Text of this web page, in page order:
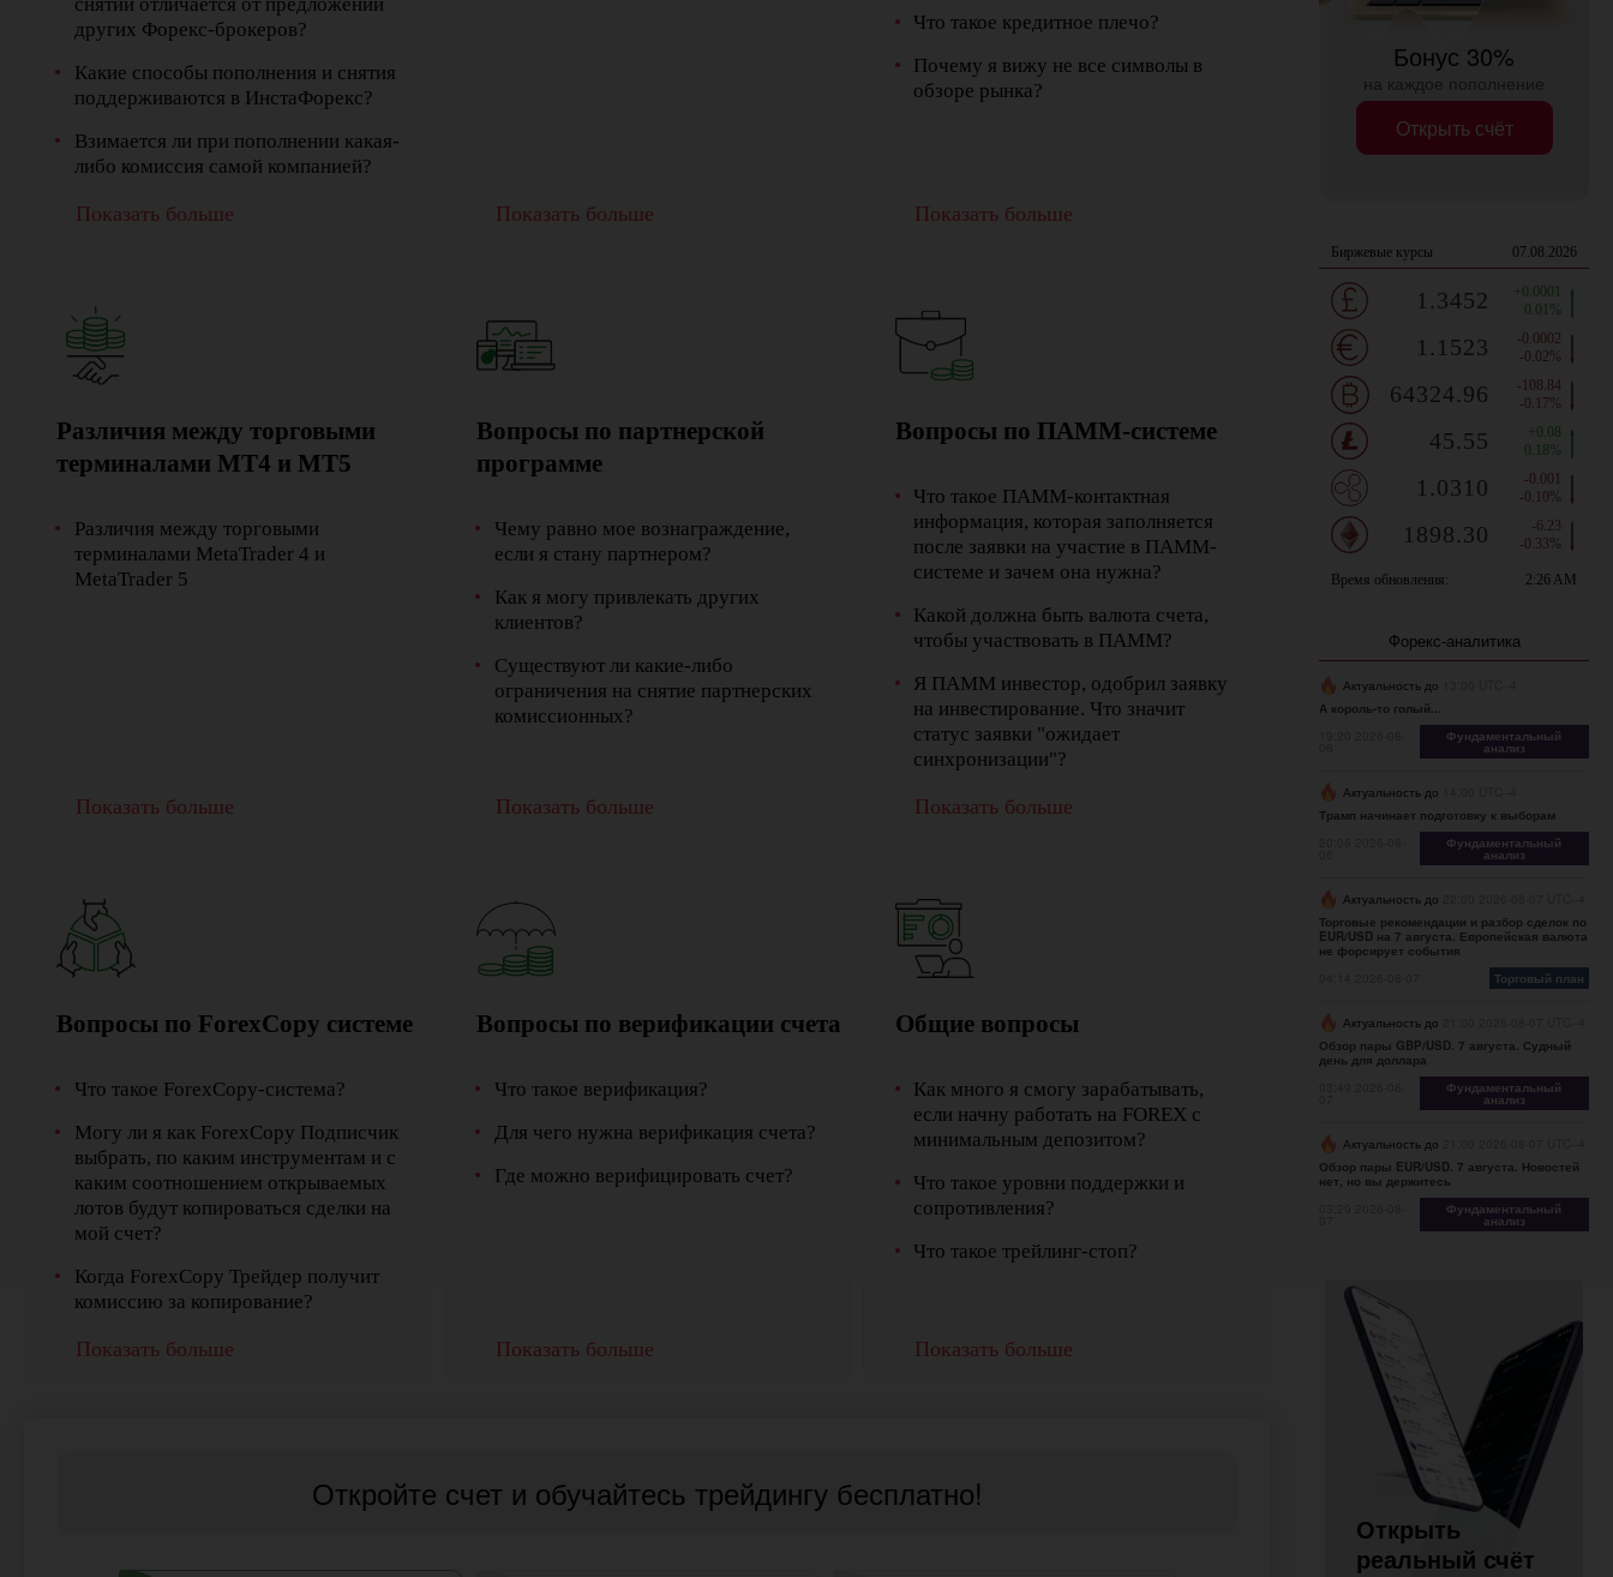
других Форекс-брокеров?
Какие способы пополнения и снятия
поддерживаются в ИнстаФорекс?
Взимается ли при пополнении какая-
либо комиссия самой компанией?
Показать больше Показать больше
Что такое кредитное плечо?
Почему я вижу не все символы в
обзоре рынка?
Показать больше
Различия между торговыми
терминалами MT4 и MT5
Различия между торговыми
терминалами MetaTrader 4 и
MetaTrader 5
Показать больше
Вопросы по партнерской
программе
Чему равно мое вознаграждение,
если я стану партнером?
Как я могу привлекать других
клиентов?
Существуют ли какие-либо
ограничения на снятие партнерских
комиссионных?
Показать больше
Вопросы по ПАММ-системе
Что такое ПАММ-контактная
информация, которая заполняется
после заявки на участие в ПАММ-
системе и зачем она нужна?
Какой должна быть валюта счета,
чтобы участвовать в ПАММ?
Я ПАММ инвестор, одобрил заявку
на инвестирование. Что значит
статус заявки "ожидает
синхронизации"?
Показать больше
Вопросы по ForexCopy системе
Что такое ForexCopy-система?
Могу ли я как ForexCopy Подписчик
выбрать, по каким инструментам и с
каким соотношением открываемых
лотов будут копироваться сделки на
мой счет?
Когда ForexCopy Трейдер получит
комиссию за копирование?
Показать больше
Вопросы по верификации счета
Что такое верификация?
Для чего нужна верификация счета?
Где можно верифицировать счет?
Показать больше
Общие вопросы
Как много я смогу зарабатывать,
если начну работать на FOREX с
минимальным депозитом?
Что такое уровни поддержки и
сопротивления?
Что такое трейлинг-стоп?
Показать больше
Откройте счет и обучайтесь трейдингу бесплатно!
Бонус 30%
на каждое пополнение
Открыть счёт
Форекс-аналитика
Актуальность до
А король-то голый...
Фундаментальный
анализ
Актуальность до
Трамп начинает подготовку к выборам
Фундаментальный
анализ
Актуальность до
Торговые рекомендации и разбор сделок по
EUR/USD на 7 августа. Европейская валюта
не форсирует события
Торговый план
Актуальность до
Обзор пары GBP/USD. 7 августа. Судный
день для доллара
Фундаментальный
анализ
Актуальность до
Обзор пары EUR/USD. 7 августа. Новостей
нет, но вы держитесь
Фундаментальный
анализ
Открыть
реальный счёт